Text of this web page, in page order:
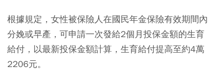
根據規定，女性被保險人在國民年金保險有效期間內
分娩或早產，可申請一次發給2個月投保金額的生育
給付，以最新投保金額計算，生育給付提高至約4萬
2206元。